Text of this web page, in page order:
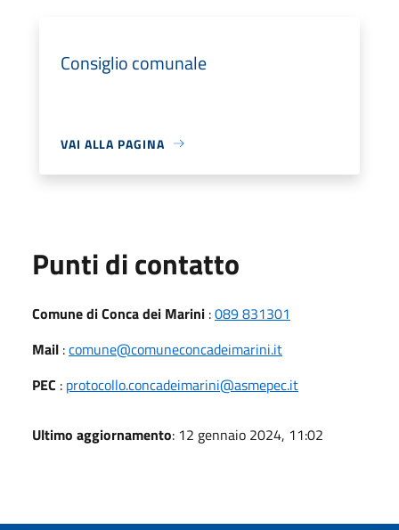
Consiglio comunale
VAI ALLA PAGINA
Punti di contatto
Comune di Conca dei Marini :089 831301
Mail :comune@comuneconcadeimarini.it
PEC : protocollo.concadeimarini@asmepec.it
Ultimo aggiornamento: 12 gennaio 2024, 11:02